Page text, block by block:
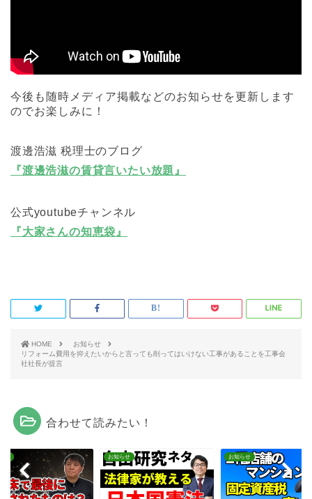
今後も随時メディア掲載などのお知らせを更新します
のでお楽しみに！
渡邊浩滋 税理士のブログ
『渡邊浩滋の賃貸言いたい放題』
公式youtubeチャンネル
『大家さんの知恵袋』
HOME
お知らせ
リフォーム費用を抑えたいからと言っても削ってはいけない工事があることを工事会
社社長が提言
合わせて読みたい！
お知らせ お知らせ